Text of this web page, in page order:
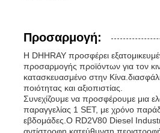
Προσαρμογή:
Η DHHRAY προσφέρει
προσαρμογής προϊόντων για τον
κατασκευασμένο στην
ποιότητας και αξιοπιστίας.
Συνεχίζουμε να προσφέρουμε μια
παραγγελίας 1 SET, με χρόνο
εβδομάδες.Ο RD2V80 Diesel
αντίστροφη κατεύθυνση